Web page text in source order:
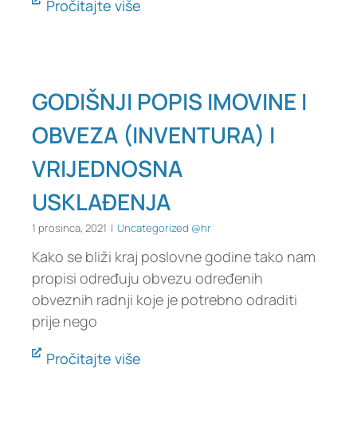
Pročitajte više
GODIŠNJI POPIS IMOVINE I
OBVEZA (INVENTURA) I
VRIJEDNOSNA
USKLAĐENJA
1 prosinca, 2021 | Uncategorized @hr
Kako se bliži kraj poslovne godine tako nam
propisi određuju obvezu određenih
obveznih radnji koje je potrebno odraditi
prije nego
Pročitajte više